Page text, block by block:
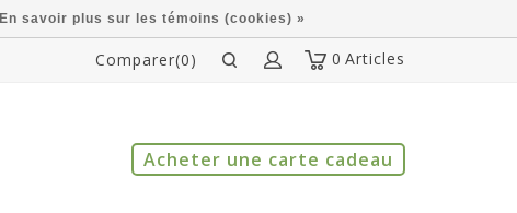
0 Articles
Comparer(0)
Acheter une carte cadeau
En savoir plus sur les témoins (cookies) »